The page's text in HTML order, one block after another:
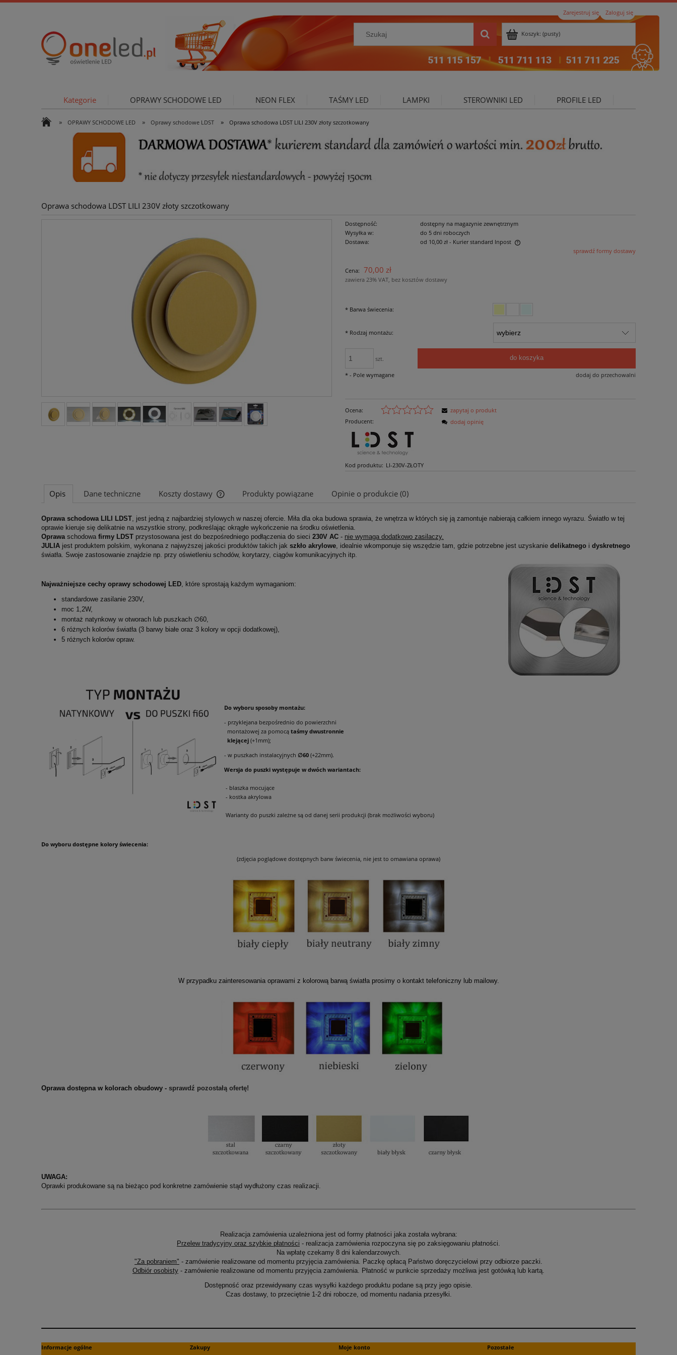
Zarejestruj się Zaloguj się
Koszyk: (pusty)
Kategorie OPRAWY SCHODOWE LED NEON FLEX TAŚMY LED LAMPKI STEROWNIKI LED PROFILE LED
OŚWIETLENIE ZEWNĘTRZNE OŚWIETLENIE DO SALONU
» OPRAWY SCHODOWE LED » Oprawy schodowe LDST » Oprawa schodowa LDST LILI 230V złoty szczotkowany
Oprawa schodowa LDST LILI 230V złoty szczotkowany
Dostępność:
dostępny na magazynie zewnętrznym
Wysyłka w:
do 5 dni roboczych
Dostawa:
od 10,00 zł - Kurier standard Inpost
płatności
sprawdź formy dostawy
Cena: 70,00 zł
zawiera 23% VAT, bez kosztów dostawy
*Barwa świecenia:
*Rodzaj montażu:
szt. do koszyka
dodaj do przechowalni
*- Pole wymagane
Ocena:
Producent:
Kod produktu: LI-230V-ZŁOTY
zapytaj o produkt
dodaj opinię
Opis Dane techniczne Koszty dostawy
Cena nie zawiera ewentualnych kosztów
płatności
Produkty powiązane Opinie o produkcie (0)
Oprawa schodowa LILI LDST , jest jedną z najbardziej stylowych w naszej ofercie. Miła dla oka budowa sprawia, że wnętrza w których się ją zamontuje nabierają całkiem innego wyrazu. Światło w tej
oprawie kieruje się delikatnie na wszystkie strony, podkreślając okrągłe wykończenie na środku oświetlenia.
Oprawa schodowa firmy LDST przystosowana jest do bezpośredniego podłączenia do sieci 230V AC - nie wymaga dodatkowo zasilaczy.
JULIA jest produktem polskim, wykonana z najwyższej jakości produktów takich jak szkło akrylowe , idealnie wkomponuje się wszędzie tam, gdzie potrzebne jest uzyskanie delikatnego i dyskretnego
światła. Swoje zastosowanie znajdzie np. przy oświetleniu schodów, korytarzy, ciągów komunikacyjnych itp.
Najważniejsze cechy oprawy schodowej LED , które sprostają każdym wymaganiom:
standardowe zasilanie 230V,
moc 1,2W,
montaż natynkowy w otworach lub puszkach ∅60,
6 różnych kolorów światła (3 barwy białe oraz 3 kolory w opcji dodatkowej),
5 różnych kolorów opraw.
Do wyboru sposoby montażu:
- przyklejana bezpośrednio do powierzchni
montażowej za pomocą taśmy dwustronnie
klejącej (+1mm);
- w puszkach instalacyjnych ∅60 (+22mm).
Wersja do puszki występuje w dwóch wariantach:
- blaszka mocujące
- kostka akrylowa
Warianty do puszki zależne są od danej serii produkcji (brak możliwości wyboru)
Do wyboru dostępne kolory świecenia:
(zdjęcia poglądowe dostępnych barw świecenia, nie jest to omawiana oprawa)
W przypadku zainteresowania oprawami z kolorową barwą światła prosimy o kontakt telefoniczny lub mailowy.
Oprawa dostępna w kolorach obudowy - sprawdź pozostałą ofertę!
UWAGA:
Oprawki produkowane są na bieżąco pod konkretne zamówienie stąd wydłużony czas realizacji.
Realizacja zamówienia uzależniona jest od formy płatności jaka została wybrana:
Przelew tradycyjny oraz szybkie płatności - realizacja zamówienia rozpoczyna się po zaksięgowaniu płatności.
Na wpłatę czekamy 8 dni kalendarzowych.
"Za pobraniem" - zamówienie realizowane od momentu przyjęcia zamówienia. Paczkę opłacą Państwo doręczycielowi przy odbiorze paczki.
Odbiór osobisty - zamówienie realizowane od momentu przyjęcia zamówienia. Płatność w punkcie sprzedaży możliwa jest gotówką lub kartą.
Dostępność oraz przewidywany czas wysyłki każdego produktu podane są przy jego opisie.
Czas dostawy, to przeciętnie 1-2 dni robocze, od momentu nadania przesyłki.
Informacje ogólne Zakupy Moje konto Pozostałe